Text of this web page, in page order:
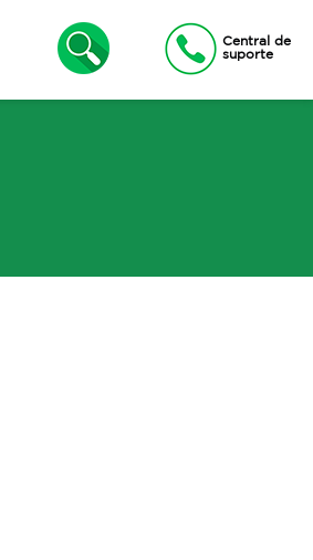
Central de
suporte